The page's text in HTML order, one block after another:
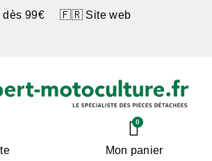
dès 99€ 🇫🇷 Site web
0
Mon panier